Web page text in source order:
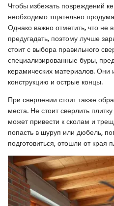
Чтобы избежать повреждений
необходимо тщательно
Однако важно отметить, что не
предугадать, поэтому лучше
стоит с выбора правильного
специализированные буры,
керамических материалов.
конструкцию и острые концы.
При сверлении стоит также
места. Не стоит сверлить
может привести к сколам и
попасть в шуруп или дюбель,
подготовиться, отошли от края